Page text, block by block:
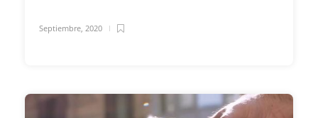
Septiembre, 2020